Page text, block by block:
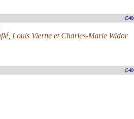
Louis Vierne et Charles-Marie Widor